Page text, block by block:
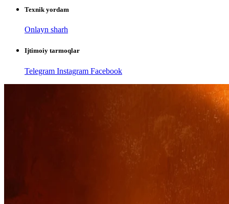
Texnik yordam
Onlayn sharh
Ijtimoiy tarmoqlar
Telegram Instagram Facebook